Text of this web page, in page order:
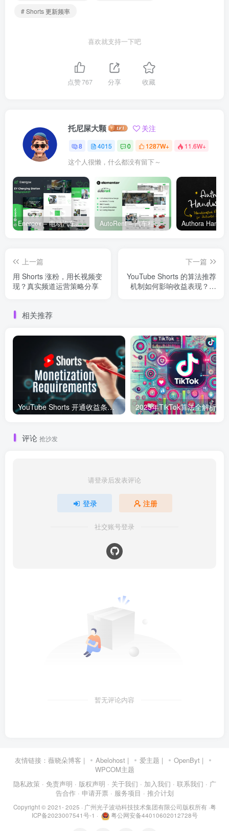
# Shorts 更新频率
喜欢就支持一下吧
点赞767 分享 收藏
托尼屎大颗 关注
8 4015 0 1287W+ 11.6W+
这个人很懒，什么都没有留下～
Energox – 电动汽车充电站 Elementor 模板套件 AutoRent – 汽车租赁服务 Elementor 模板套件
上一篇
用 Shorts 涨粉，用长视频变
现？真实频道运营策略分享
下一篇
YouTube Shorts 的算法推荐
机制如何影响收益表现？全
相关推荐
YouTube Shorts 开通收益条件及变现指南（2025 年最新）
评论 抢沙发
请登录后发表评论
登录 注册
社交账号登录
暂无评论内容
友情链接： 薇晓朵博客 | Abelohost | 爱主题 | OpenByt |
WPCOM主题
隐私政策 · 免责声明 · 版权声明 · 关于我们 · 加入我们 · 联系我们 · 广
告合作 · 申请开票 · 服务项目 · 推介计划
Copyright © 2021- 2025 · 广州光子波动科技技术集团有限公司版权所有·粤
ICP备2023007541号-1 · 粤公网安备44010602012728号